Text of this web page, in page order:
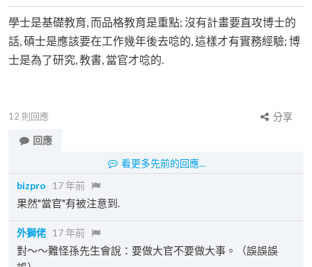
學士是基礎教育, 而品格教育是重點; 沒有計畫要直攻博士的
話, 碩士是應該要在工作幾年後去唸的, 這樣才有實務經驗; 博
士是為了研究, 教書, 當官才唸的.
12 則回應
分享
回應
看更多先前的回應...
bizpro
17 年前
果然"當官"有被注意到.
外獅佬 17 年前
對～～難怪孫先生會說：要做大官不要做大事。（誤誤誤